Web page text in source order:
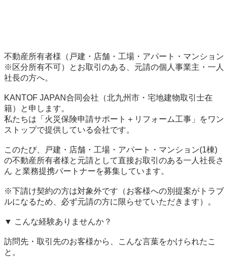
不動産所有者様（戸建・店舗・工場・アパート・マンション
※区分所有不可）とお取引のある、元請の個人事業主・一人
社長の方へ。
KANTOF JAPAN合同会社（北九州市・宅地建物取引士在
籍）と申します。
私たちは「火災保険申請サポート＋リフォーム工事」をワン
ストップで提供している会社です。
このたび、戸建・店舗・工場・アパート・マンション(1棟)
の不動産所有者様と元請として直接お取引のある一人社長さ
ん と業務提携パートナーを募集しています。
※下請け契約の方は対象外です（お客様への別提案がトラブ
ルになるため、必ず元請の方に限らせていただきます）。
▼ こんな経験ありませんか？
訪問先・取引先のお客様から、こんな言葉をかけられたこ
と。